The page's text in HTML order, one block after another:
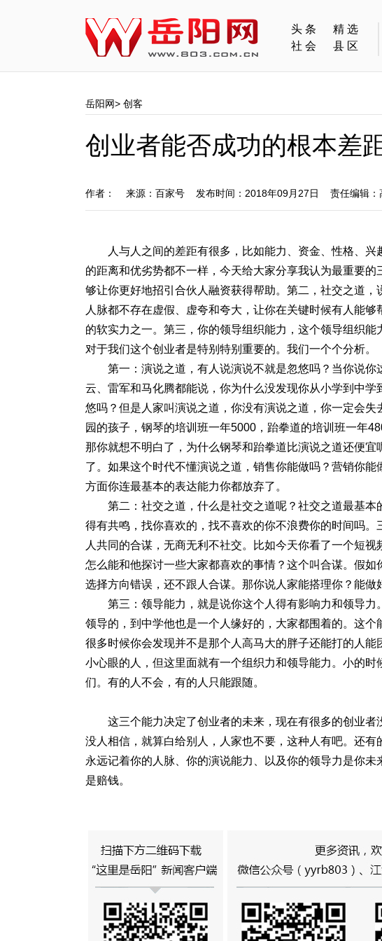
头条
精选
社会
县区
岳阳网> 创客
创业者能否成功的根本差
作者： 来源：百家号 发布时间：2018年09月27日 责任编辑：
人与人之间的差距有很多，比如能力、资金、性格、
的距离和优劣势都不一样，今天给大家分享我认为最重要
够让你更好地招引合伙人融资获得帮助。第二，社交之道
人脉都不存在虚假、虚夸和夸大，让你在关键时候有人能
的软实力之一。第三，你的领导组织能力，这个领导组织
对于我们这个创业者是特别特别重要的。我们一个个分析。
第一：演说之道，有人说演说不就是忽悠吗？当你说
云、雷军和马化腾都能说，你为什么没发现你从小学到中
悠吗？但是人家叫演说之道，你没有演说之道，你一定会
园的孩子，钢琴的培训班一年5000，跆拳道的培训班一年
那你就想不明白了，为什么钢琴和跆拳道比演说之道还便
了。如果这个时代不懂演说之道，销售你能做吗？营销你
方面你连最基本的表达能力你都放弃了。
第二：社交之道，什么是社交之道呢？社交之道最基
得有共鸣，找你喜欢的，找不喜欢的你不浪费你的时间吗
人共同的合谋，无商无利不社交。比如今天你看了一个短
怎么能和他探讨一些大家都喜欢的事情？这个叫合谋。假
选择方向错误，还不跟人合谋。那你说人家能搭理你？能做
第三：领导能力，就是说你这个人得有影响力和领导
领导的，到中学他也是一个人缘好的，大家都围着的。这个
很多时候你会发现并不是那个人高马大的胖子还能打的人
小心眼的人，但这里面就有一个组织力和领导能力。小的
们。有的人不会，有的人只能跟随。
这三个能力决定了创业者的未来，现在有很多的创业
没人相信，就算白给别人，人家也不要，这种人有吧。还有
永远记着你的人脉、你的演说能力、以及你的领导力是你
是赔钱。